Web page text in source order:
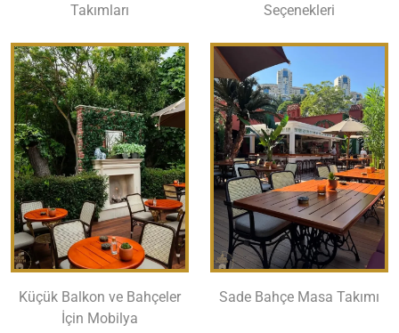
Takımları
Seçenekleri
Küçük Balkon ve Bahçeler
İçin Mobilya
Sade Bahçe Masa Takımı